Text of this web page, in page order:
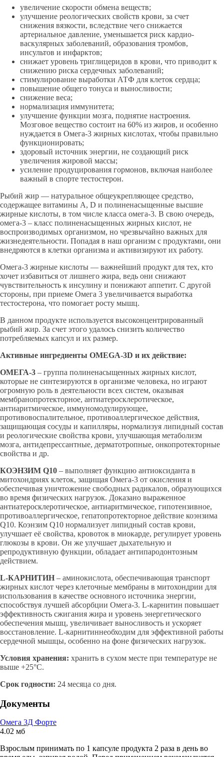
увеличение скорости обмена веществ;
улучшение реологических свойств крови, за счет
снижения вязкости, вследствие чего снижается
артериальное давление, уменьшается риск кардио-
васкулярных заболеваний, образования тромбов,
инсультов и инфарктов;
снижает уровень триглицеридов в крови, что приводит к
снижению риска сердечных заболеваний;
стимулирование выработки АТФ для клеток сердца;
повышение общего тонуса и выносливости;
снижение веса;
нормализация иммунитета;
улучшение функции мозга, поднятие настроения.
Мозговое вещество состоит на 60% из жиров, и особенно
нуждается в Омега-3 жирных кислотах, чтобы правильно
функционировать;
здоровый источник энергии, не создающий риск
увеличения жировой массы;
усиление продуцирования гормонов, включая наиболее
важный в спорте тестостерон.
Рыбий жир — натуральное общеук­репляющее средство,
содержащее витамины A, D и по­линенасыщенные высшие
жирные кислоты, в том числе класса омега-3. В свою очередь,
омега-3 – класс полиненасыщенных жирных кислот, не
воспроизводимых организмом, но чрезвычайно важных для
жизнедеятельности. Попадая в наш организм с продуктами, они
внедряются в клетки организма и активизируют их работу.
Омега-3 жирные кислоты — важнейший продукт для тех, кто
хочет избавиться от лишнего жира, ведь они снижают
чувствительность к инсулину и понижают аппетит. С другой
стороны, при приеме Омега 3 увеличивается выработка
тестостерона, что помогает росту мышц.
В данном продукте используется высоконцентрированный
рыбий жир. За счет этого удалось снизить количество
потребляемых капсул и их размер.
Активные ингредиенты OMEGA-3D и их действие:
ОМЕГА-3 – группа полиненасыщенных жирных кислот,
которые не синтезируются в организме человека, но играют
огромную роль в деятельности всех систем, оказывая
мембранопротекторное, антиатеросклеротическое,
антиаритмическое, иммуномодулирующее,
противовоспалительное, противоаллергическое действия,
защищающая сосуды и капилляры, нормализуя липидный состав
и реологические свойства крови, улучшающая метаболизм
мозга, антидепрессантные, дерматотропные, онкопротекторные
свойства и др.
КОЭНЗИМ Q10 – выполняет функцию антиоксиданта в
митохондриях клеток, защищая Омега-3 от окисления и
обеспечивая уничтожение свободных радикалов, образующихся
во время физических нагрузок. Доказано выраженное
антиатеросклеротическое, антиаритмическое, гипотензивное,
противоаллергическое, гепатопротекторное действие коэнзима
Q10. Коэнзим Q10 нормализует липидный состав крови,
улучшает её свойства, кровоток в миокарде, регулирует уровень
глюкозы в крови. Он же улучшает дыхательную и
репродуктивную функции, обладает антипародонтозным
действием.
L-КАРНИТИН – аминокислота, обеспечивающая транспорт
жирных кислот через клеточные мембраны в митохондрии для
использования в качестве основного источника энергии,
способствуя лучшей абсорбции Омега-3. L-карнитин повышает
эффективность сжигания жира и уровень энергетического
обеспечения мышц, увеличивает выносливость и ускоряет
восстановление. L-карнитиннеобходим для эффективной работы
сердечной мышцы, особенно на фоне физических нагрузок.
Условия хранения: хранить в сухом месте при температуре не
выше +25°С.
Срок годности: 24 месяца со дня.
Документы
Омега 3Д Форте
4.02 мб
Взрослым принимать по 1 капсуле продукта 2 раза в день во